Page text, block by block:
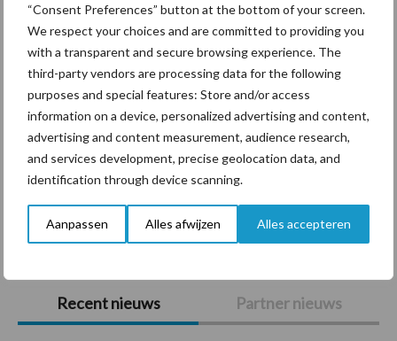
“Consent Preferences” button at the bottom of your screen.
We respect your choices and are committed to providing you
with a transparent and secure browsing experience. The
third-party vendors are processing data for the following
purposes and special features: Store and/or access
information on a device, personalized advertising and content,
advertising and content measurement, audience research,
and services development, precise geolocation data, and
identification through device scanning.
Aanpassen Alles afwijzen Alles accepteren
Primaire
Sidebar
Recent nieuws Partner nieuws
Beregening Bijproducten
Toon meer